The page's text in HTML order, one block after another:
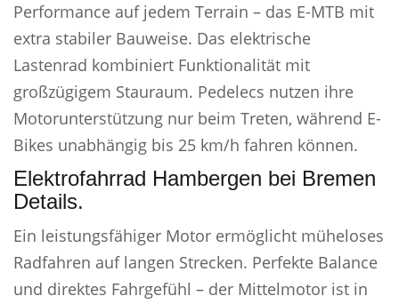
Performance auf jedem Terrain – das E-MTB mit
extra stabiler Bauweise. Das elektrische
Lastenrad kombiniert Funktionalität mit
großzügigem Stauraum. Pedelecs nutzen ihre
Motorunterstützung nur beim Treten, während E-
Bikes unabhängig bis 25 km/h fahren können.
Elektrofahrrad Hambergen bei Bremen
Details.
Ein leistungsfähiger Motor ermöglicht müheloses
Radfahren auf langen Strecken. Perfekte Balance
und direktes Fahrgefühl – der Mittelmotor ist in